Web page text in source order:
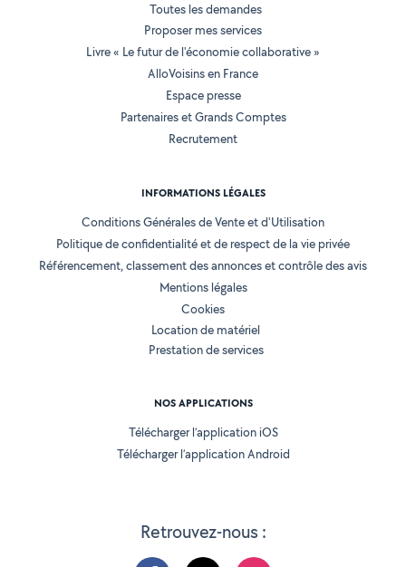
Retrouvez-nous :
Toutes les demandes
Proposer mes services
Livre « Le futur de l'économie collaborative »
AlloVoisins en France
Espace presse
Partenaires et Grands Comptes
Recrutement
INFORMATIONS LÉGALES
Conditions Générales de Vente et d'Utilisation
Politique de confidentialité et de respect de la vie privée
Référencement, classement des annonces et contrôle des avis
Mentions légales
Cookies
Location de matériel
Prestation de services
NOS APPLICATIONS
Télécharger l’application iOS
Télécharger l’application Android